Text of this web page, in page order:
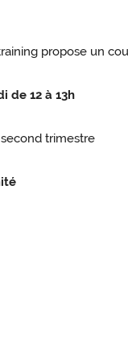
propose un
de 12 à 13h
trimestre